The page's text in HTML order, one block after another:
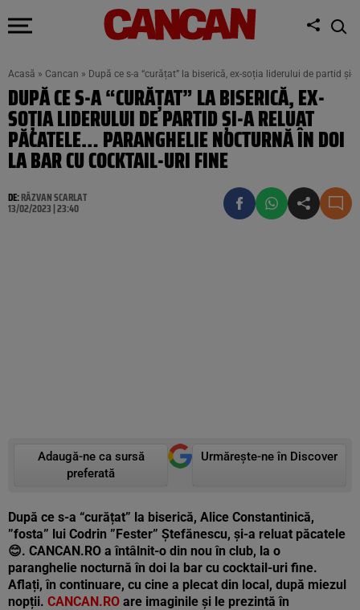
Acasă » Cancan » După ce s-a “curățat” la biserică, ex-soția liderului de partid
DUPĂ CE S-A “CURĂȚAT” LA BISERICĂ, EX-
SOȚIA LIDERULUI DE PARTID ȘI-A RELUAT
PĂCATELE… PARANGHELIE NOCTURNĂ ÎN DOI
LA BAR CU COCKTAIL-URI FINE
DE:RĂZVAN SCARLAT
13/02/2023 | 23:40
Adaugă-ne ca sursă
preferată
Urmărește-ne în Discover
După ce s-a “curățat” la biserică, Alice Constantinică,
”fosta” lui Codrin ”Fester” Ștefănescu, și-a reluat păcatele
😊. CANCAN.RO a întâlnit-o din nou în club, la o
paranghelie nocturnă în doi la bar cu cocktail-uri fine.
Aflați, în continuare, cu cine a plecat din local, după miezul
nopții. CANCAN.RO are imaginile și le prezintă în